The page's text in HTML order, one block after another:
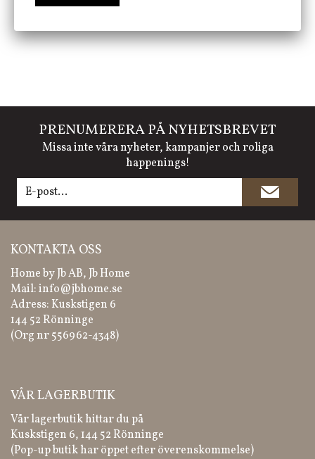
PRENUMERERA PÅ NYHETSBREVET
Missa inte våra nyheter, kampanjer och roliga
happenings!
KONTAKTA OSS
Home by Jb AB, Jb Home
Mail:info@jbhome.se
Adress: Kuskstigen 6
144 52 Rönninge
(Org nr 556962-4348)
VÅR LAGERBUTIK
Vår lagerbutik hittar du på
Kuskstigen 6, 144 52 Rönninge
(Pop-up butik har öppet efter överenskommelse)